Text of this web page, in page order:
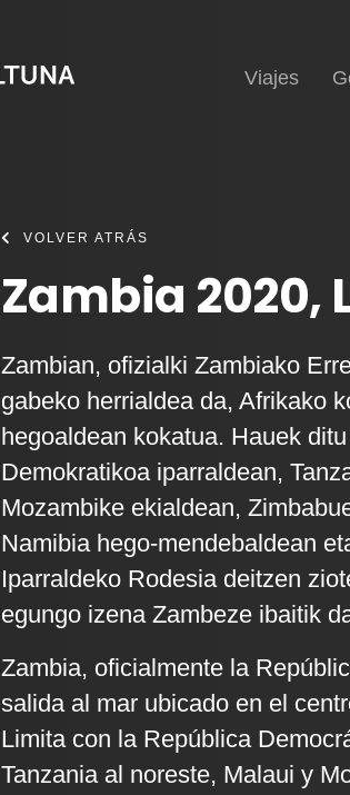
Viajes
VOLVER ATRÁS
Zambia 2020,
Zambian, ofizialki Zambiako
gabeko herrialdea da, Afrikako
hegoaldean kokatua. Hauek
Demokratikoa iparraldean,
Mozambike ekialdean,
Namibia hego-mendebaldean
Iparraldeko Rodesia deitzen
egungo izena Zambeze ibaitik
Zambia, oficialmente la
salida al mar ubicado en el
Limita con la República
Tanzania al noreste, Malaui y